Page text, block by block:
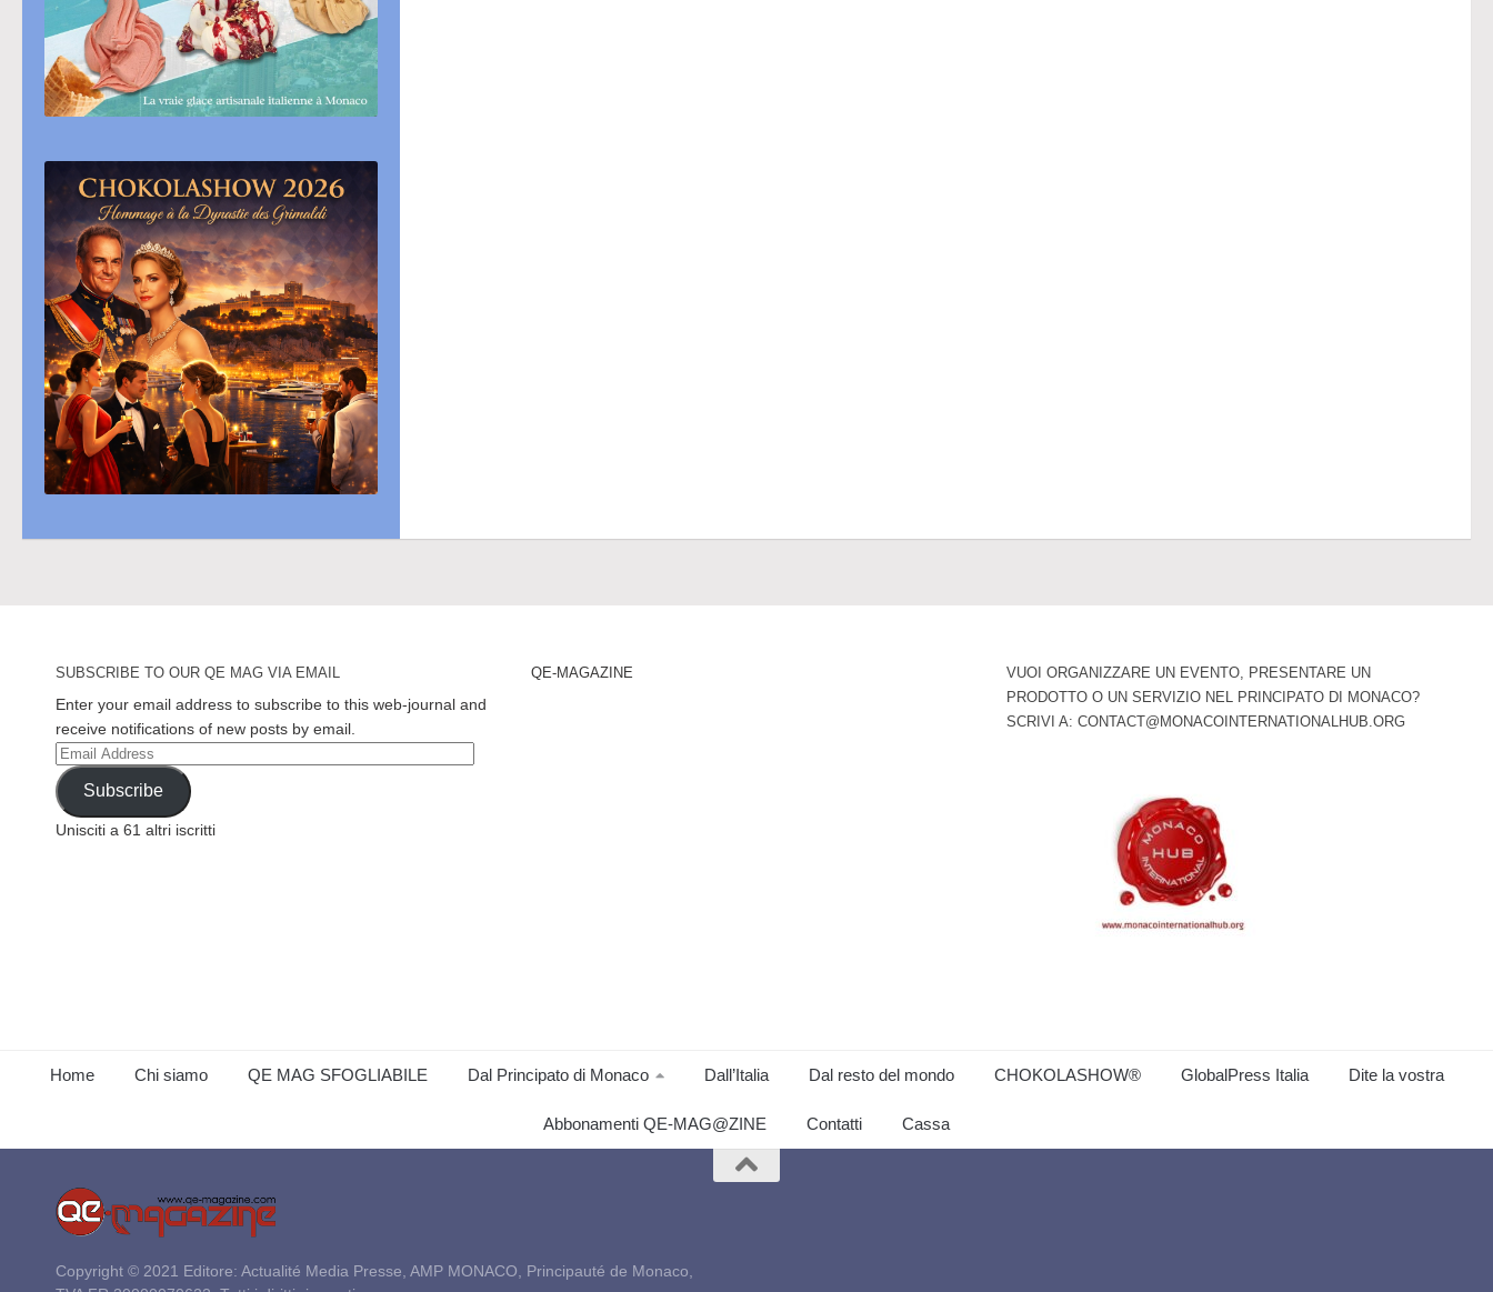
SUBSCRIBE TO OUR QE MAG VIA EMAIL
Enter your email address to subscribe to this web-journal and
receive notifications of new posts by email.
Email
Address
Subscribe
Unisciti a 61 altri iscritti
QE-MAGAZINE
VUOI ORGANIZZARE UN EVENTO, PRESENTARE UN
PRODOTTO O UN SERVIZIO NEL PRINCIPATO DI MONACO?
SCRIVI A: CONTACT@MONACOINTERNATIONALHUB.ORG
Home Chi siamo QE MAG SFOGLIABILE Dal Principato di Monaco Dall’Italia Dal resto del mondo CHOKOLASHOW® GlobalPress Italia Dite la vostra
Abbonamenti QE-MAG@ZINE Contatti Cassa
Copyright © 2021 Editore: Actualité Media Presse, AMP MONACO, Principauté de Monaco,